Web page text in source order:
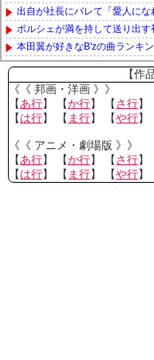
出自が社長にバレて「愛人に
ポルシェが満を持して送り出
本田翼が好きなB'zの曲ランキ
Powered by livedoor 相互RSS
【作
《《 邦画・洋画 》》
【あ行】 【か行】 【さ行】
【は行】 【 ま行】 【や行】
《《 アニメ・劇場版 》》
【あ行】 【か行】 【さ行】
【は行】 【 ま行】 【や行】